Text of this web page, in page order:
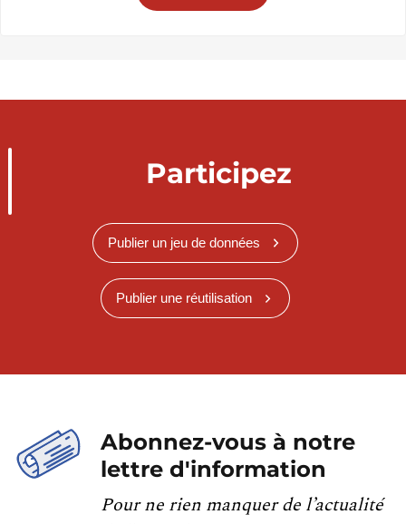
Participez
Publier un jeu de données
Publier une réutilisation
Abonnez-vous à notre
lettre d'information
Pour ne rien manquer de l’actualité